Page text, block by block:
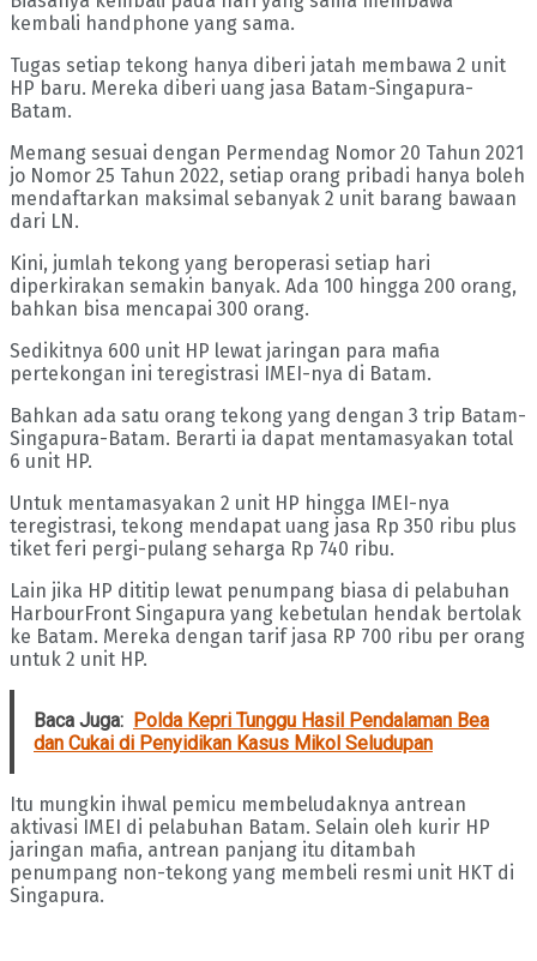
kembali handphone yang sama.
Tugas setiap tekong hanya diberi jatah membawa 2 unit
HP baru. Mereka diberi uang jasa Batam-Singapura-
Batam.
Memang sesuai dengan Permendag Nomor 20 Tahun 2021
jo Nomor 25 Tahun 2022, setiap orang pribadi hanya boleh
mendaftarkan maksimal sebanyak 2 unit barang bawaan
dari LN.
Kini, jumlah tekong yang beroperasi setiap hari
diperkirakan semakin banyak. Ada 100 hingga 200 orang,
bahkan bisa mencapai 300 orang.
Sedikitnya 600 unit HP lewat jaringan para mafia
pertekongan ini teregistrasi IMEI-nya di Batam.
Bahkan ada satu orang tekong yang dengan 3 trip Batam-
Singapura-Batam. Berarti ia dapat mentamasyakan total
6 unit HP.
Untuk mentamasyakan 2 unit HP hingga IMEI-nya
teregistrasi, tekong mendapat uang jasa Rp 350 ribu plus
tiket feri pergi-pulang seharga Rp 740 ribu.
Lain jika HP dititip lewat penumpang biasa di pelabuhan
HarbourFront Singapura yang kebetulan hendak bertolak
ke Batam. Mereka dengan tarif jasa RP 700 ribu per orang
untuk 2 unit HP.
Baca Juga: Polda Kepri Tunggu Hasil Pendalaman Bea
dan Cukai di Penyidikan Kasus Mikol Seludupan
Itu mungkin ihwal pemicu membeludaknya antrean
aktivasi IMEI di pelabuhan Batam. Selain oleh kurir HP
jaringan mafia, antrean panjang itu ditambah
penumpang non-tekong yang membeli resmi unit HKT di
Singapura.